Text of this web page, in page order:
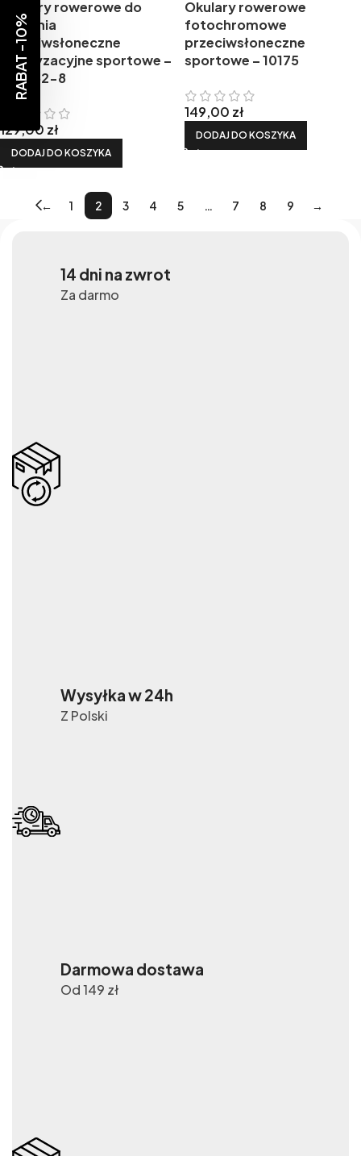
Okulary rowerowe do
biegania
przeciwsłoneczne
polaryzacyjne sportowe –
PZ-462-8
129,00 zł
DODAJ DO KOSZYKA
Okulary rowerowe
fotochromowe
przeciwsłoneczne
sportowe – 10175
149,00 zł
DODAJ DO KOSZYKA
← 1 2 3 4 5 … 7 8 9 →
14 dni na zwrot
Za darmo
Wysyłka w 24h
Z Polski
Darmowa dostawa
Od 149 zł
RABAT -10%